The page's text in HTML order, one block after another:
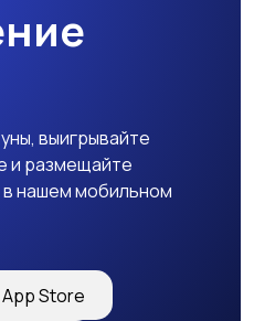
выигрывайте
и размещайте
нашем мобильном
App Store